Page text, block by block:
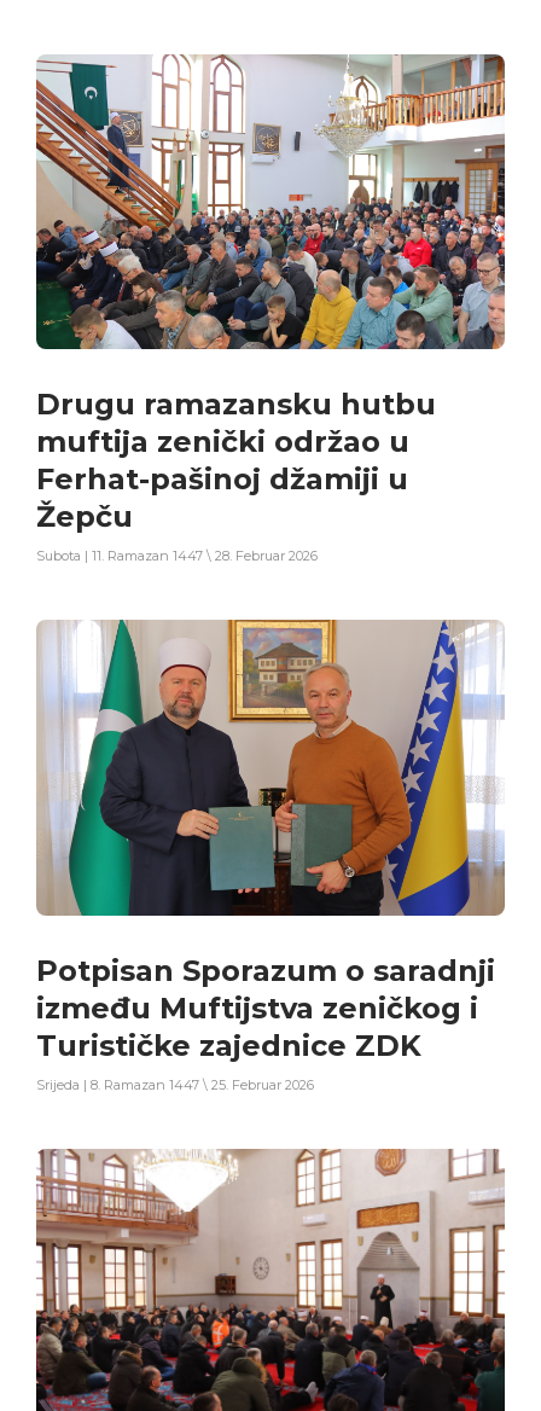
Drugu ramazansku hutbu
muftija zenički održao u
Ferhat-pašinoj džamiji u
Žepču
Subota | 11. Ramazan 1447 \ 28. Februar 2026
Potpisan Sporazum o saradnji
između Muftijstva zeničkog i
Turističke zajednice ZDK
Srijeda | 8. Ramazan 1447 \ 25. Februar 2026